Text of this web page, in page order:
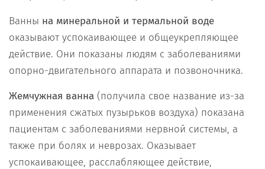
Ванны на минеральной и термальной воде
оказывают успокаивающее и общеукрепляющее
действие. Они показаны людям с заболеваниями
опорно-двигательного аппарата и позвоночника.
Жемчужная ванна (получила свое название из-за
применения сжатых пузырьков воздуха) показана
пациентам с заболеваниями нервной системы, а
также при болях и неврозах. Оказывает
успокаивающее, расслабляющее действие,